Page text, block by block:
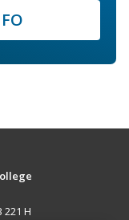
221 H